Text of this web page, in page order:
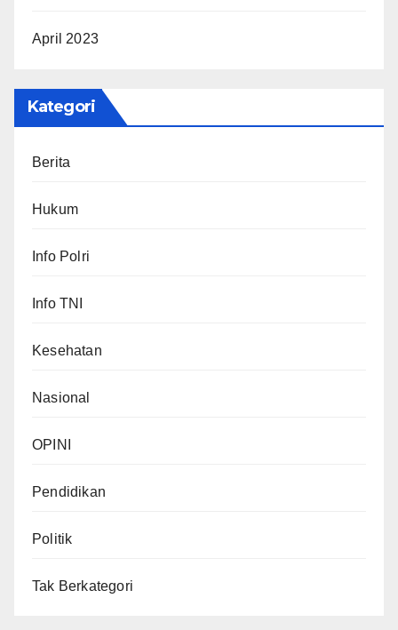
April 2023
Kategori
Berita
Hukum
Info Polri
Info TNI
Kesehatan
Nasional
OPINI
Pendidikan
Politik
Tak Berkategori